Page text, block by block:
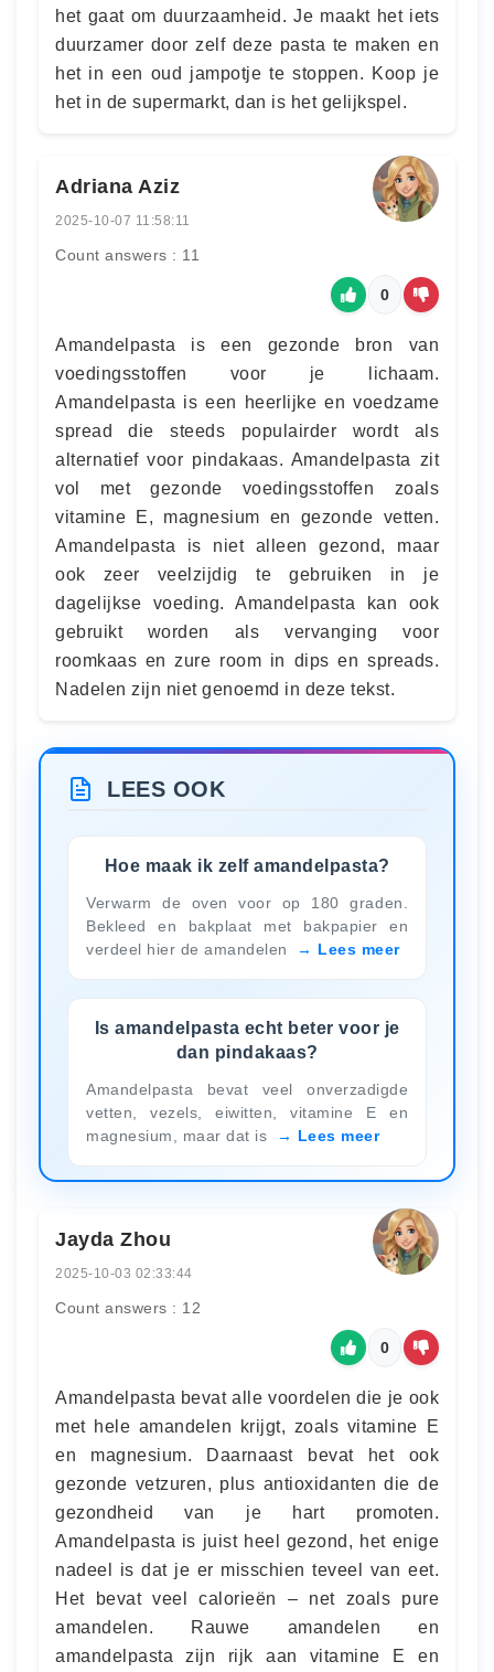
het gaat om duurzaamheid. Je maakt het iets
duurzamer door zelf deze pasta te maken en
het in een oud jampotje te stoppen. Koop je
het in de supermarkt, dan is het gelijkspel.
Adriana Aziz
2025-10-07 11:58:11
Count answers : 11
0
Amandelpasta is een gezonde bron van
voedingsstoffen voor je lichaam.
Amandelpasta is een heerlijke en voedzame
spread die steeds populairder wordt als
alternatief voor pindakaas. Amandelpasta zit
vol met gezonde voedingsstoffen zoals
vitamine E, magnesium en gezonde vetten.
Amandelpasta is niet alleen gezond, maar
ook zeer veelzijdig te gebruiken in je
dagelijkse voeding. Amandelpasta kan ook
gebruikt worden als vervanging voor
roomkaas en zure room in dips en spreads.
Nadelen zijn niet genoemd in deze tekst.
LEES OOK
Hoe maak ik zelf amandelpasta?
Verwarm de oven voor op 180 graden.
Bekleed en bakplaat met bakpapier en
verdeel hier de amandelen
Lees meer
Is amandelpasta echt beter voor je
dan pindakaas?
Amandelpasta bevat veel onverzadigde
vetten, vezels, eiwitten, vitamine E en
magnesium, maar dat is
Lees meer
Jayda Zhou
2025-10-03 02:33:44
Count answers : 12
0
Amandelpasta bevat alle voordelen die je ook
met hele amandelen krijgt, zoals vitamine E
en magnesium. Daarnaast bevat het ook
gezonde vetzuren, plus antioxidanten die de
gezondheid van je hart promoten.
Amandelpasta is juist heel gezond, het enige
nadeel is dat je er misschien teveel van eet.
Het bevat veel calorieën – net zoals pure
amandelen. Rauwe amandelen en
amandelpasta zijn rijk aan vitamine E en